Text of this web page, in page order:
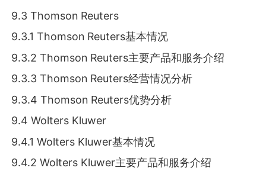
9.3 Thomson Reuters
9.3.1 Thomson Reuters基本情况
9.3.2 Thomson Reuters主要产品和服务介绍
9.3.3 Thomson Reuters经营情况分析
9.3.4 Thomson Reuters优势分析
9.4 Wolters Kluwer
9.4.1 Wolters Kluwer基本情况
9.4.2 Wolters Kluwer主要产品和服务介绍